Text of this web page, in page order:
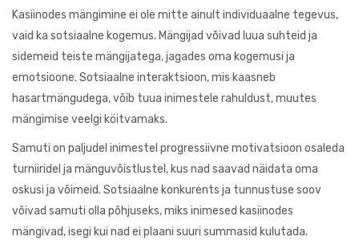
Kasiinodes mängimine ei ole mitte ainult individuaalne tegevus,
vaid ka sotsiaalne kogemus. Mängijad võivad luua suhteid ja
sidemeid teiste mängijatega, jagades oma kogemusi ja
emotsioone. Sotsiaalne interaktsioon, mis kaasneb
hasartmängudega, võib tuua inimestele rahuldust, muutes
mängimise veelgi köitvamaks.
Samuti on paljudel inimestel progressiivne motivatsioon osaleda
turniiridel ja mänguvõistlustel, kus nad saavad näidata oma
oskusi ja võimeid. Sotsiaalne konkurents ja tunnustuse soov
võivad samuti olla põhjuseks, miks inimesed kasiinodes
mängivad, isegi kui nad ei plaani suuri summasid kulutada.